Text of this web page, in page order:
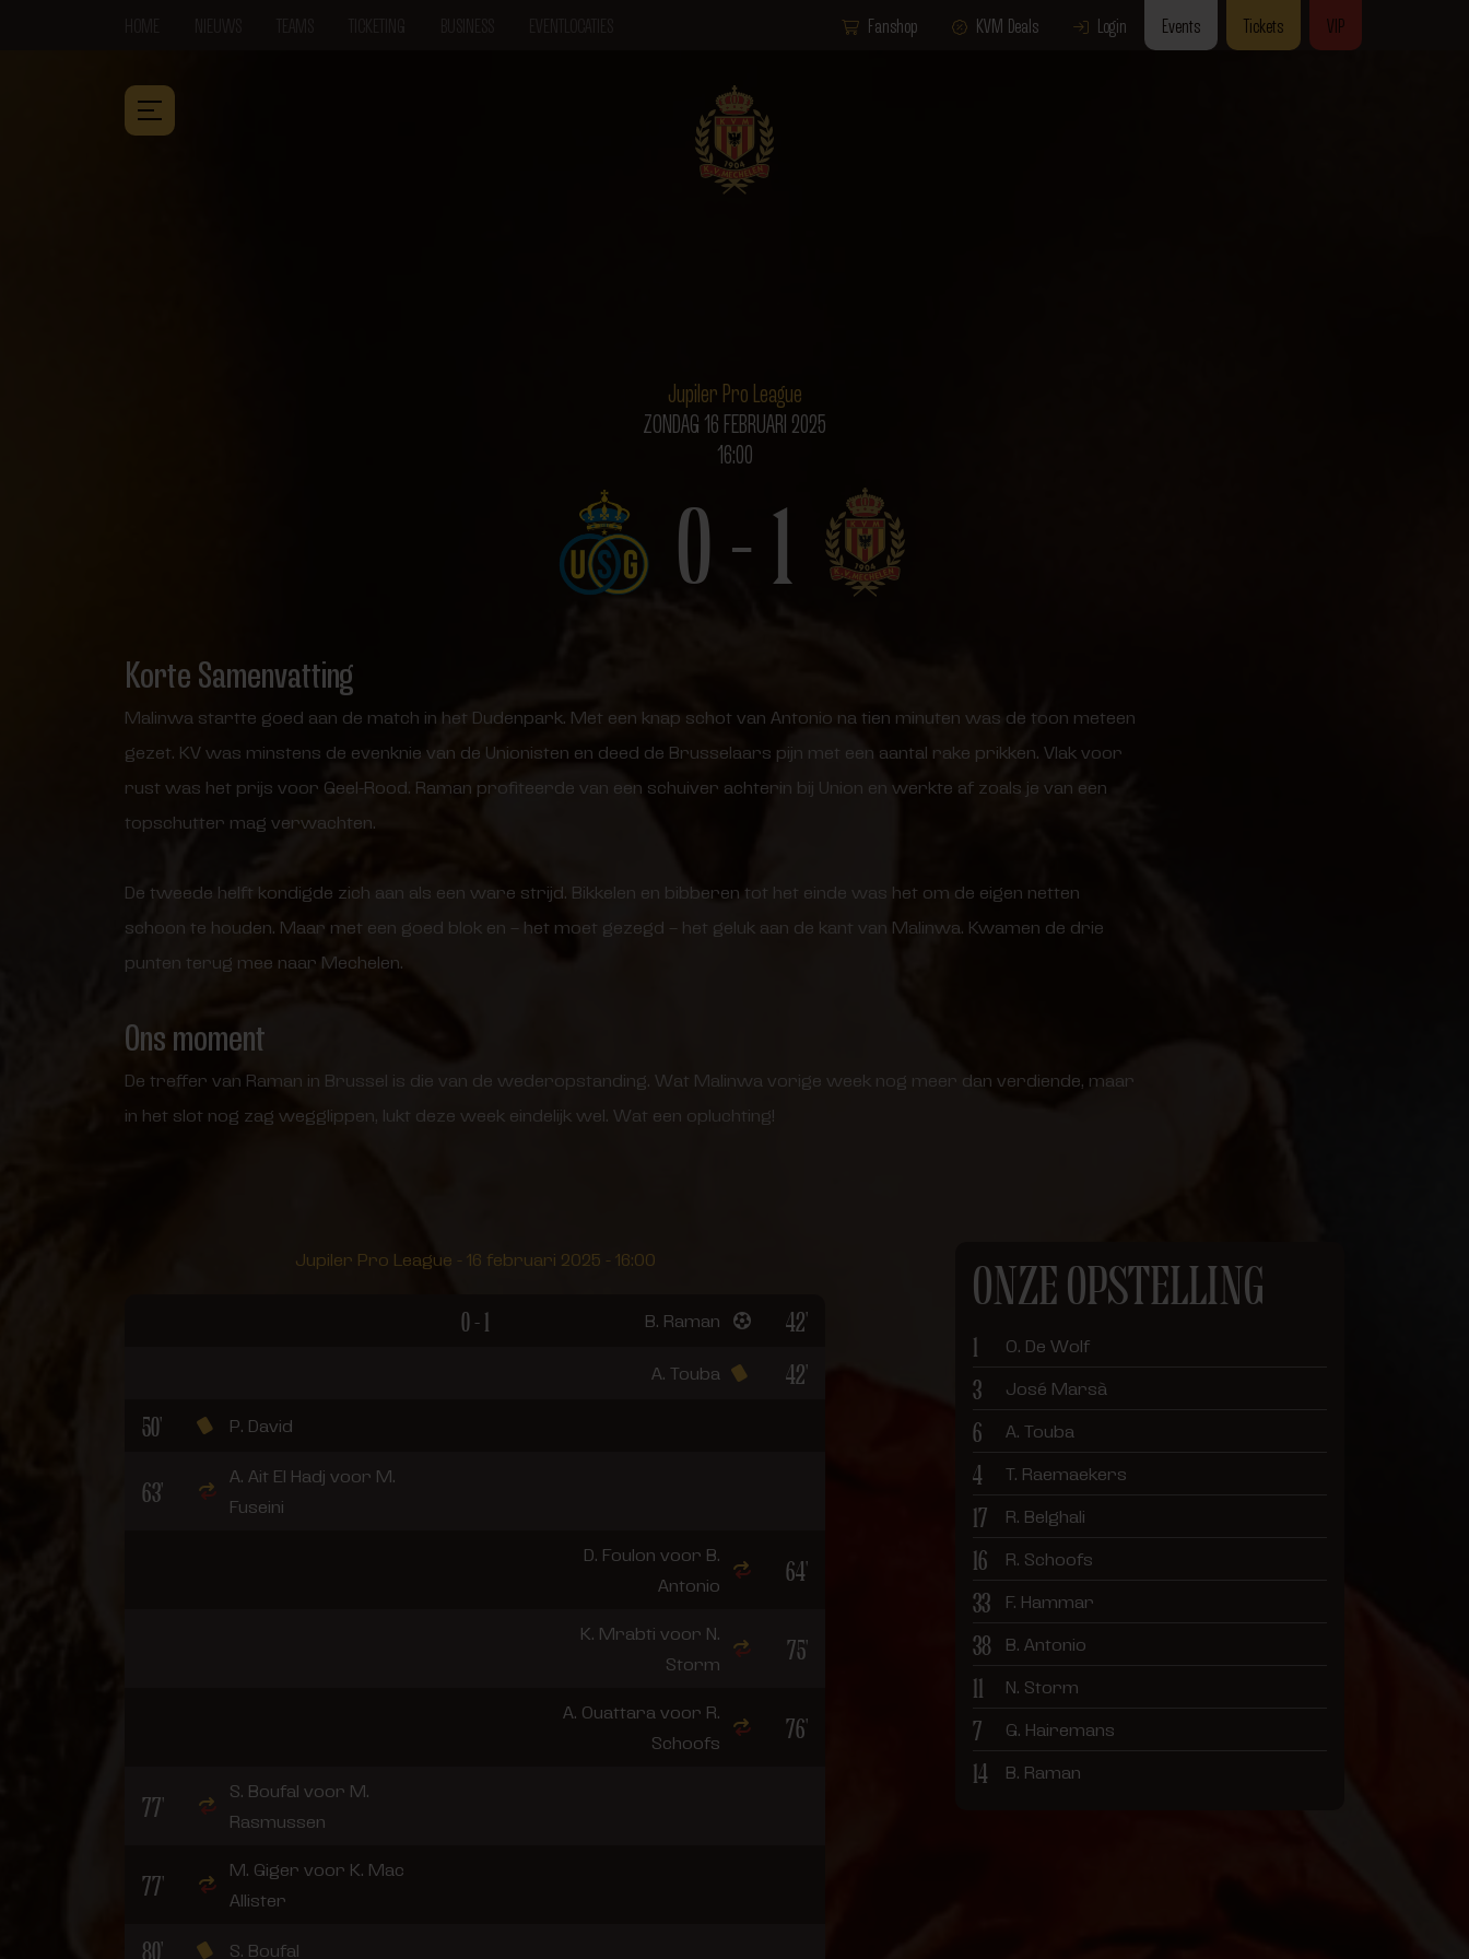
Fanshop KVM Deals Login Events Tickets VIP
Jupiler Pro League
ZONDAG 16 FEBRUARI 2025
16:00
0 - 1
Korte Samenvatting
Malinwa startte goed aan de match in het Dudenpark. Met een knap schot van Antonio na tien minuten was de toon meteen
gezet. KV was minstens de evenknie van de Unionisten en deed de Brusselaars pijn met een aantal rake prikken. Vlak voor
rust was het prijs voor Geel-Rood. Raman profiteerde van een schuiver achterin bij Union en werkte af zoals je van een
topschutter mag verwachten.
De tweede helft kondigde zich aan als een ware strijd. Bikkelen en bibberen tot het einde was het om de eigen netten
schoon te houden. Maar met een goed blok en – het moet gezegd – het geluk aan de kant van Malinwa. Kwamen de drie
punten terug mee naar Mechelen.
Ons moment
De treffer van Raman in Brussel is die van de wederopstanding. Wat Malinwa vorige week nog meer dan verdiende, maar
in het slot nog zag wegglippen, lukt deze week eindelijk wel. Wat een opluchting!
Jupiler Pro League - 16 februari 2025 - 16:00
0 - 1 42'
B. Raman
42'
A. Touba
50' P. David
63'
A. Ait El Hadj voor M.
Fuseini
64'
D. Foulon voor B.
Antonio
75'
K. Mrabti voor N.
Storm
76'
A. Ouattara voor R.
Schoofs
77'
S. Boufal voor M.
Rasmussen
77'
M. Giger voor K. Mac
Allister
80' S. Boufal
ONZE OPSTELLING
1 O. De Wolf
3 José Marsà
6 A. Touba
4 T. Raemaekers
17 R. Belghali
16 R. Schoofs
33 F. Hammar
38 B. Antonio
11 N. Storm
7 G. Hairemans
14 B. Raman